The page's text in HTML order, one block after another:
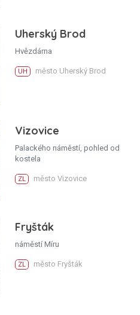
Uherský Brod
Hvězdárna
UH město Uherský Brod
Vizovice
Palackého náměstí, pohled od
kostela
ZL město Vizovice
Fryšták
náměstí Míru
ZL město Fryšták